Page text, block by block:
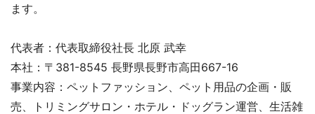
ます。
代表者：代表取締役社長 北原 武幸
本社：〒381-8545 長野県長野市高田667-16
事業内容：ペットファッション、ペット用品の企画・販
売、トリミングサロン・ホテル・ドッグラン運営、生活雑